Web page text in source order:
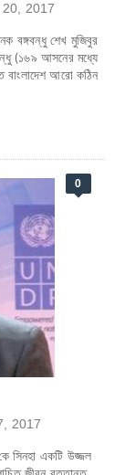
2017
বঙ্গবন্ধু শেখ মুজিবুর
(১৬৯ আসনের মধ্যে
বাংলাদেশ আরো কঠিন
0
2017
সিনহা একটি উজ্জল